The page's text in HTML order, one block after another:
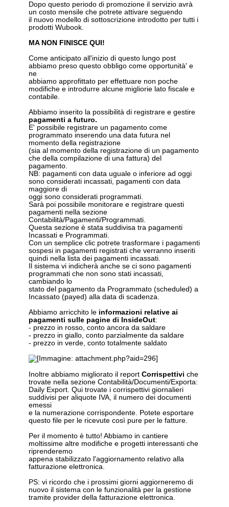
Dopo questo periodo di promozione il servizio avrà
un costo mensile che potrete attivare seguendo
il nuovo modello di sottoscrizione introdotto per tutti i
prodotti Wubook.
MA NON FINISCE QUI!
Come anticipato all'inizio di questo lungo post
abbiamo preso questo obbligo come opportunità' e
ne
abbiamo approfittato per effettuare non poche
modifiche e introdurre alcune migliorie lato fiscale e
contabile.
Abbiamo inserito la possibilità di registrare e gestire
pagamenti a futuro.
E' possibile registrare un pagamento come
programmato inserendo una data futura nel
momento della registrazione
(sia al momento della registrazione di un pagamento
che della compilazione di una fattura) del
pagamento.
NB: pagamenti con data uguale o inferiore ad oggi
sono considerati incassati, pagamenti con data
maggiore di
oggi sono considerati programmati.
Sarà poi possibile monitorare e registrare questi
pagamenti nella sezione
Contabilità/Pagamenti/Programmati.
Questa sezione è stata suddivisa tra pagamenti
Incassati e Programmati.
Con un semplice clic potrete trasformare i pagamenti
sospesi in pagamenti registrati che verranno inseriti
quindi nella lista dei pagamenti incassati.
Il sistema vi indicherà anche se ci sono pagamenti
programmati che non sono stati incassati,
cambiando lo
stato del pagamento da Programmato (scheduled) a
Incassato (payed) alla data di scadenza.
Abbiamo arricchito le informazioni relative ai
pagamenti sulle pagine di InsideOut:
- prezzo in rosso, conto ancora da saldare
- prezzo in giallo, conto parzialmente da saldare
- prezzo in verde, conto totalmente saldato
Inoltre abbiamo migliorato il report Corrispettivi che
trovate nella sezione Contabilità/Documenti/Exporta:
Daily Export. Qui trovate i corrispettivi giornalieri
suddivisi per aliquote IVA, il numero dei documenti
emessi
e la numerazione corrispondente. Potete esportare
questo file per le ricevute così pure per le fatture.
Per il momento è tutto! Abbiamo in cantiere
moltissime altre modifiche e progetti interessanti che
riprenderemo
appena stabilizzato l'aggiornamento relativo alla
fatturazione elettronica.
PS: vi ricordo che i prossimi giorni aggiorneremo di
nuovo il sistema con le funzionalità per la gestione
tramite provider della fatturazione elettronica.